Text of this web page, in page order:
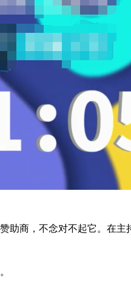
商，不念对不起它。在主